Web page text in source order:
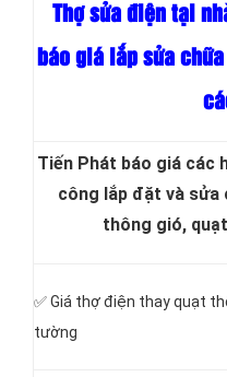
Thợ sửa điện tại
báo giá lắp sửa
Tiến Phát báo giá các
công lắp đặt và sửa
thông gió,
✅ Giá thợ điện thay quạt
tường